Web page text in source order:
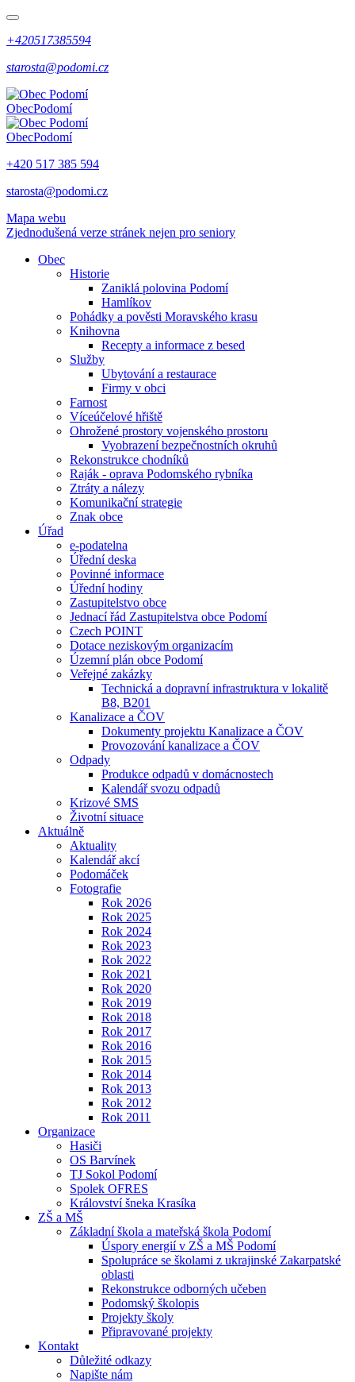
+420517385594
starosta@podomi.cz
ObecPodomí
ObecPodomí
+420 517 385 594
starosta@podomi.cz
Mapa webu
Zjednodušená verze stránek nejen pro seniory
Obec
Historie
Zaniklá polovina Podomí
Hamlíkov
Pohádky a pověsti Moravského krasu
Knihovna
Recepty a informace z besed
Služby
Ubytování a restaurace
Firmy v obci
Farnost
Víceúčelové hřiště
Ohrožené prostory vojenského prostoru
Vyobrazení bezpečnostních okruhů
Rekonstrukce chodníků
Raják - oprava Podomského rybníka
Ztráty a nálezy
Komunikační strategie
Znak obce
Úřad
e-podatelna
Úřední deska
Povinné informace
Úřední hodiny
Zastupitelstvo obce
Jednací řád Zastupitelstva obce Podomí
Czech POINT
Dotace neziskovým organizacím
Územní plán obce Podomí
Veřejné zakázky
Technická a dopravní infrastruktura v lokalitě
B8, B201
Kanalizace a ČOV
Dokumenty projektu Kanalizace a ČOV
Provozování kanalizace a ČOV
Odpady
Produkce odpadů v domácnostech
Kalendář svozu odpadů
Krizové SMS
Životní situace
Aktuálně
Aktuality
Kalendář akcí
Podomáček
Fotografie
Rok 2026
Rok 2025
Rok 2024
Rok 2023
Rok 2022
Rok 2021
Rok 2020
Rok 2019
Rok 2018
Rok 2017
Rok 2016
Rok 2015
Rok 2014
Rok 2013
Rok 2012
Rok 2011
Organizace
Hasiči
OS Barvínek
TJ Sokol Podomí
Spolek OFRES
Království šneka Krasíka
ZŠ a MŠ
Základní škola a mateřská škola Podomí
Úspory energií v ZŠ a MŠ Podomí
Spolupráce se školami z ukrajinské Zakarpatské
oblasti
Rekonstrukce odborných učeben
Podomský školopis
Projekty školy
Připravované projekty
Kontakt
Důležité odkazy
Napište nám